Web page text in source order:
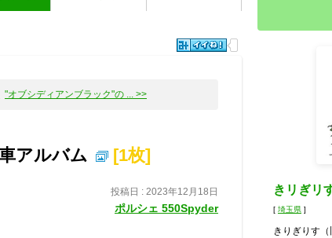
"オブシディアンブラック"の ... >>
アルバム [1枚]
投稿日 : 2023年12月18日
ポルシェ 550Spyder
きリぎリ
[ 埼玉県 ]
きりぎりす